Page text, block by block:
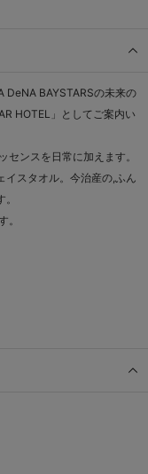
DeNA BAYSTARSの未来の
HOTEL」としてご案内い
センスを日常に加えます。
イスタオル。今治産の,ふん
。